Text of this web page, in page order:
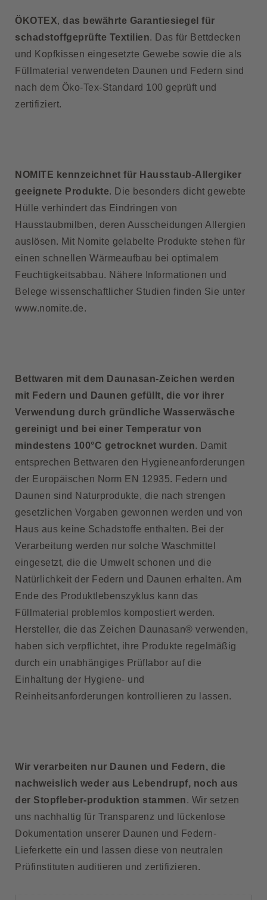
ÖKOTEX, das bewährte Garantiesiegel für
schadstoffgeprüfte Textilien. Das für Bettdecken
und Kopfkissen eingesetzte Gewebe sowie die als
Füllmaterial verwendeten Daunen und Federn sind
nach dem Öko-Tex-Standard 100 geprüft und
zertifiziert.
NOMITE kennzeichnet für Hausstaub-Allergiker
geeignete Produkte. Die besonders dicht gewebte
Hülle verhindert das Eindringen von
Hausstaubmilben, deren Ausscheidungen Allergien
auslösen. Mit Nomite gelabelte Produkte stehen für
einen schnellen Wärmeaufbau bei optimalem
Feuchtigkeitsabbau. Nähere Informationen und
Belege wissenschaftlicher Studien finden Sie unter
www.nomite.de.
Bettwaren mit dem Daunasan-Zeichen werden
mit Federn und Daunen gefüllt, die vor ihrer
Verwendung durch gründliche Wasserwäsche
gereinigt und bei einer Temperatur von
mindestens 100°C getrocknet wurden. Damit
entsprechen Bettwaren den Hygieneanforderungen
der Europäischen Norm EN 12935. Federn und
Daunen sind Naturprodukte, die nach strengen
gesetzlichen Vorgaben gewonnen werden und von
Haus aus keine Schadstoffe enthalten. Bei der
Verarbeitung werden nur solche Waschmittel
eingesetzt, die die Umwelt schonen und die
Natürlichkeit der Federn und Daunen erhalten. Am
Ende des Produktlebenszyklus kann das
Füllmaterial problemlos kompostiert werden.
Hersteller, die das Zeichen Daunasan® verwenden,
haben sich verpflichtet, ihre Produkte regelmäßig
durch ein unabhängiges Prüflabor auf die
Einhaltung der Hygiene- und
Reinheitsanforderungen kontrollieren zu lassen.
Wir verarbeiten nur Daunen und Federn, die
nachweislich weder aus Lebendrupf, noch aus
der Stopfleber-produktion stammen. Wir setzen
uns nachhaltig für Transparenz und lückenlose
Dokumentation unserer Daunen und Federn-
Lieferkette ein und lassen diese von neutralen
Prüfinstituten auditieren und zertifizieren.